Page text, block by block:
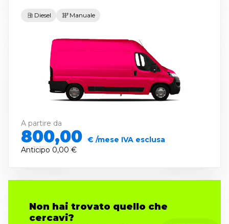
Diesel Manuale
A partire da
800,00 € /mese IVA esclusa
Anticipo 0,00 €
Non hai trovato quello che
cercavi?